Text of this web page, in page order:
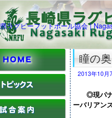
瞳の
2013年10月
◎現パナ
ーバリアン